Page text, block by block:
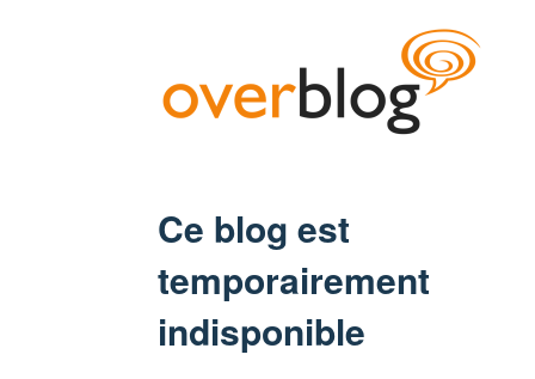
Ce blog est
temporairement
indisponible